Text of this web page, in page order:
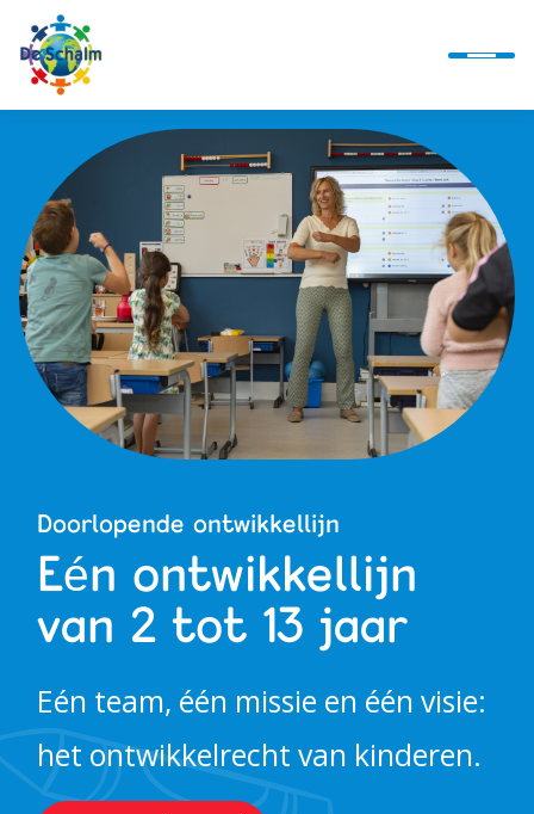
Ontwikkellijn
Alles over ons
Actueel
Alles bij de hand
Werken bij PIT
Doorlopende ontwikkellijn
Eén ontwikkellijn
van 2 tot 13 jaar
Eén team, één missie en één visie:
het ontwikkelrecht van kinderen.